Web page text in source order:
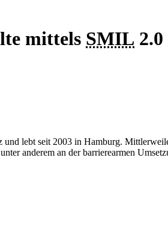
mittels SMIL
lebt seit 2003 in Hamburg.
anderem an der barrierearmen